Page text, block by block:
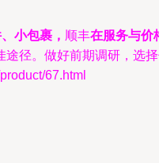
小包裹， 顺丰在服务与价
径。做好前期调研，选
67.html